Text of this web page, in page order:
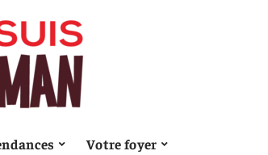
Votre foyer